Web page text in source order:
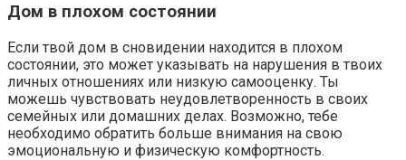
Дом в плохом состоянии
Если твой дом в сновидении находится в плохом
состоянии, это может указывать на нарушения в твоих
личных отношениях или низкую самооценку. Ты
можешь чувствовать неудовлетворенность в своих
семейных или домашних делах. Возможно, тебе
необходимо обратить больше внимания на свою
эмоциональную и физическую комфортность.